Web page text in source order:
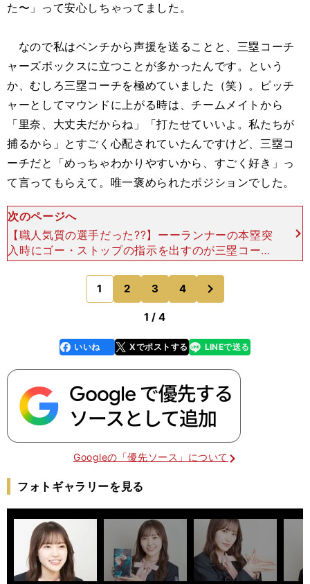
た〜」って安心しちゃってました。
なので私はベンチから声援を送ることと、三塁コーチ
ャーズボックスに立つことが多かったんです。という
か、むしろ三塁コーチを極めていました（笑）。ピッチ
ャーとしてマウンドに上がる時は、チームメイトから
「里奈、大丈夫だからね」「打たせていいよ。私たちが
捕るから」とすごく心配されていたんですけど、三塁コ
ーチだと「めっちゃわかりやすいから、すごく好き」っ
て言ってもらえて。唯一褒められたポジションでした。
次のページへ
【職人気質の選手だった??】ーーランナーの本塁突
入時にゴー・ストップの指示を出すのが三塁コーチ
の役割。判断力が優れていたのですかね？松田 自
信を持って指示はできていました。たとえば、ライ
ト側に打球が
1 2 3 4
のページへ
1 / 4
faceboo
k
いいね Xでポストする
line LINEで送る
Googleの「優先ソース」について
フォトギャラリーを見る